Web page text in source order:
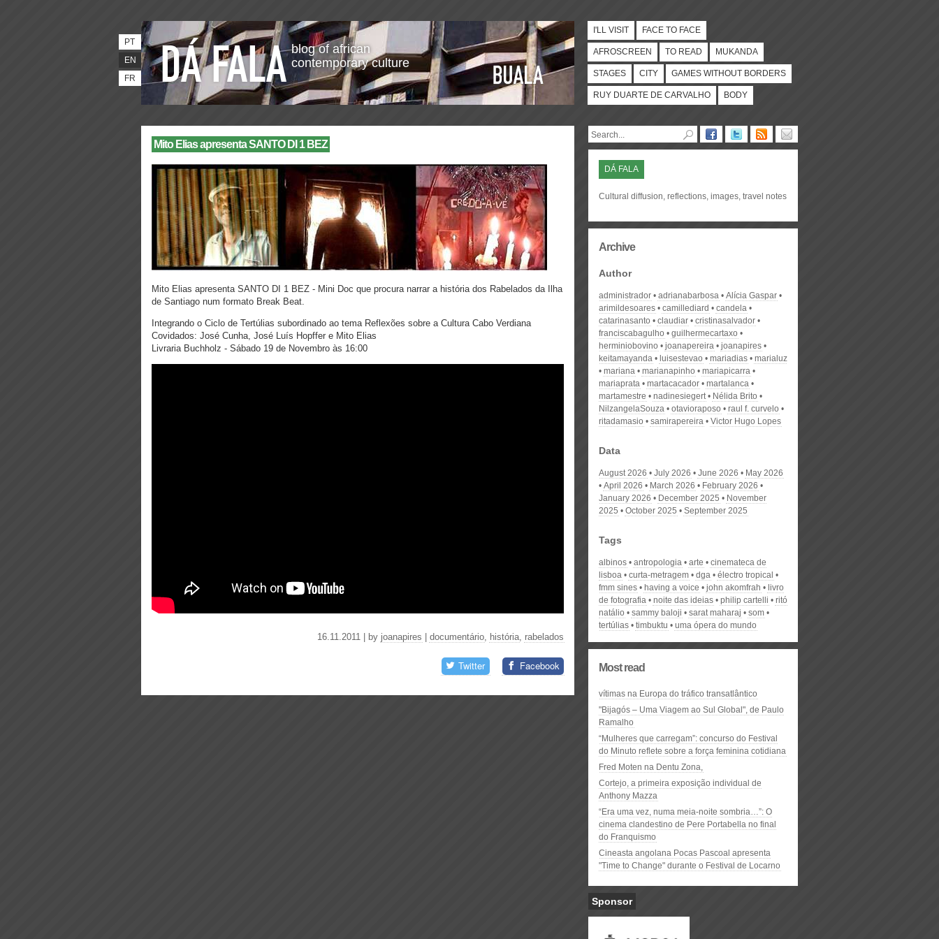
blog of african
contemporary culture
PT
EN
FR
I'LL VISIT FACE TO FACE
AFROSCREEN TO READ MUKANDA
STAGES CITY GAMES WITHOUT BORDERS
RUY DUARTE DE CARVALHO BODY
Mito Elias apresenta SANTO DI 1 BEZ
Mito Elias apresenta SANTO DI 1 BEZ - Mini Doc que procura narrar a história dos Rabelados da Ilha
de Santiago num formato Break Beat.
Integrando o Ciclo de Tertúlias subordinado ao tema Reflexões sobre a Cultura Cabo Verdiana
Covidados: José Cunha, José Luís Hopffer e Mito Elias
Livraria Buchholz - Sábado 19 de Novembro às 16:00
16.11.2011 | by joanapires documentário, história, rabelados
Twitter Facebook
DÁ FALA
Cultural diffusion, reflections, images, travel notes
Archive
Author
administrador adrianabarbosa
Alícia Gaspar
arimildesoares
camillediard
candela
catarinasanto
claudiar
cristinasalvador
franciscabagulho
guilhermecartaxo
herminiobovino
joanapereira
joanapires
keitamayanda
luisestevao mariadias
marialuz
mariana
marianapinho
mariapicarra
mariaprata
martacacador
martalanca
martamestre
nadinesiegert
Nélida Brito
NilzangelaSouza
otavioraposo
raul f. curvelo
ritadamasio
samirapereira Victor Hugo Lopes
Data
August 2026 July 2026 June 2026
May 2026
April 2026
March 2026
February 2026
January 2026
December 2025
November
2025
October 2025 September 2025
Tags
albinos antropologia arte
cinemateca de
lisboa
curta-metragem dga
électro tropical
fmm sines
having a voice john akomfrah
livro
de fotografia
noite das ideias philip cartelli
ritó
natálio
sammy baloji sarat maharaj
som
tertúlias
timbuktu uma ópera do mundo
Most read
vítimas na Europa do tráfico transatlântico
"Bijagós – Uma Viagem ao Sul Global", de Paulo
Ramalho
“Mulheres que carregam”: concurso do Festival
do Minuto reflete sobre a força feminina cotidiana
Fred Moten na Dentu Zona,
Cortejo, a primeira exposição individual de
Anthony Mazza
“Era uma vez, numa meia-noite sombria…”: O
cinema clandestino de Pere Portabella no final
do Franquismo
Cineasta angolana Pocas Pascoal apresenta
"Time to Change" durante o Festival de Locarno
Sponsor